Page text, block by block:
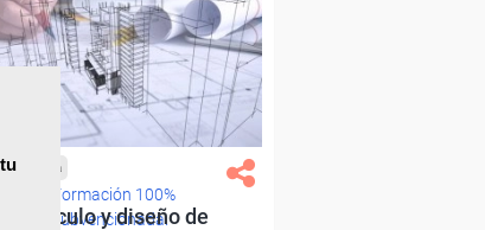
Formación 100%
subvencionada.
Femxa
Cálculo y diseño de